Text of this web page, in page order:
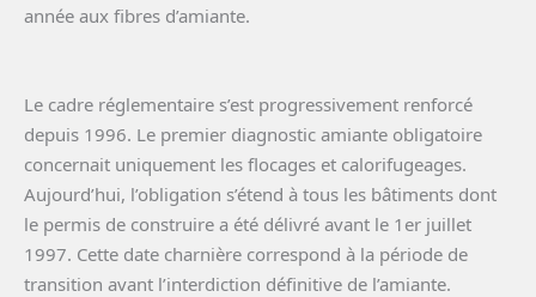
année aux fibres d’amiante.
Le cadre réglementaire s’est progressivement renforcé
depuis 1996. Le premier diagnostic amiante obligatoire
concernait uniquement les flocages et calorifugeages.
Aujourd’hui, l’obligation s’étend à tous les bâtiments dont
le permis de construire a été délivré avant le 1er juillet
1997. Cette date charnière correspond à la période de
transition avant l’interdiction définitive de l’amiante.